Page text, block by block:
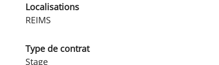
Localisations
REIMS
Type de contrat
Stage